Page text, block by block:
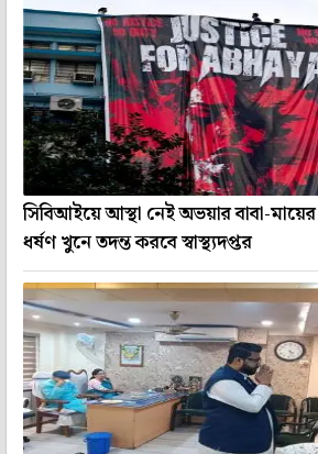
সিবিআইয়ে আস্থা নেই অভয়ার বাবা-
ধর্ষণ খুনে তদন্ত করবে স্বাস্থ্যদপ্তর